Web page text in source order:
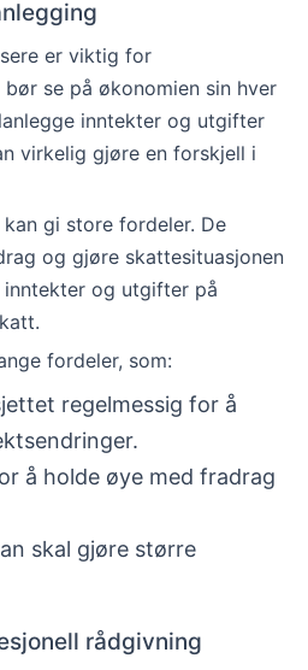
er viktig for
se på økonomien sin hver
inntekter og utgifter
virkelig gjøre en forskjell i
gi store fordeler. De
og gjøre skattesituasjonen
inntekter og utgifter på
fordeler, som:
regelmessig for å
å holde øye med fradrag
skal gjøre større
rådgivning